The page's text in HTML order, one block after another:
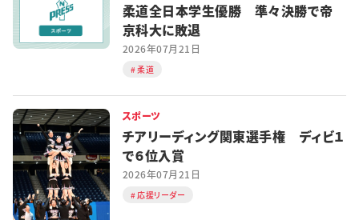
柔道全日本学生優勝 準々決勝で帝
京科大に敗退
2026年07月21日
柔道
スポーツ
チアリーディング関東選手権 ディビ１
で６位入賞
2026年07月21日
応援リーダー